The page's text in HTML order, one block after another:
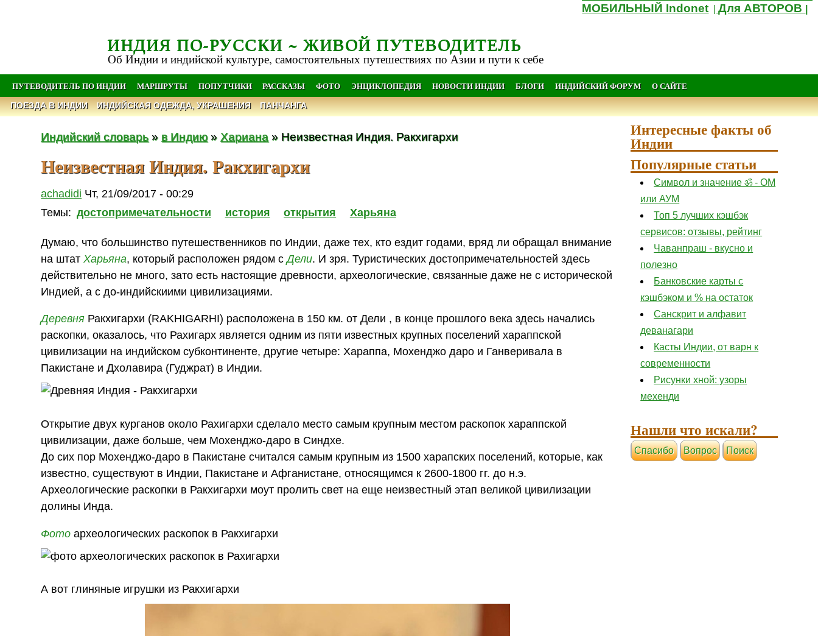
МОБИЛЬНЫЙ Indonet |Для АВТОРОВ
ИНДИЯ ПО-РУССКИ ~ ЖИВОЙ ПУТЕВОДИТЕЛЬ
Об Индии и индийской культуре, самостоятельных путешествиях по Азии и пути к себе
ПУТЕВОДИТЕЛЬ ПО ИНДИИ МАРШРУТЫ ПОПУТЧИКИ РАССКАЗЫ ФОТО ЭНЦИКЛОПЕДИЯ НОВОСТИ ИНДИИ БЛОГИ ИНДИЙСКИЙ ФОРУМ О САЙТЕ
ПОЕЗДА В ИНДИИ ИНДИЙСКАЯ ОДЕЖДА, УКРАШЕНИЯ ПАНЧАНГА
Индийский словарь» в Индию» Хариана » Неизвестная Индия. Ракхигархи
Неизвестная Индия. Ракхигархи
achadidi Чт, 21/09/2017 - 00:29
Темы: достопримечательности история открытия Харьяна
Думаю, что большинство путешественников по Индии, даже тех, кто ездит годами, вряд ли обращал внимание
на штатХарьяна, который расположен рядом сДели. И зря. Туристических достопримечательностей здесь
действительно не много, зато есть настоящие древности, археологические, связанные даже не с исторической
Индией, а с до-индийскиими цивилизациями.
Деревня Ракхигархи (RAKHIGARHI) расположена в 150 км. от Дели , в конце прошлого века здесь начались
раскопки, оказалось, что Рахигарх является одним из пяти известных крупных поселений хараппской
цивилизации на индийском субконтиненте, другие четыре: Хараппа, Мохенджо даро и Ганверивала в
Пакистане и Дхолавира (Гуджрат) в Индии.
Открытие двух курганов около Рахигархи сделало место самым крупным местом раскопок хараппской
цивилизации, даже больше, чем Мохенджо-даро в Синдхе.
До сих пор Мохенджо-даро в Пакистане считался самым крупным из 1500 харапских поселений, которые, как
известно, существуют в Индии, Пакистане и Афганистане, относящимся к 2600-1800 гг. до н.э.
Археологические раскопки в Ракхигархи моут пролить свет на еще неизвестный этап великой цивилизации
долины Инда.
Фото археологических раскопок в Ракхигархи
А вот глиняные игрушки из Ракхигархи
Интересные факты об
Индии
Популярные статьи
Символ и значение ॐ - ОМ
или АУМ
Топ 5 лучших кэшбэк
сервисов: отзывы, рейтинг
Чаванпраш - вкусно и
полезно
Банковские карты с
кэшбэком и % на остаток
Санскрит и алфавит
деванагари
Касты Индии, от варн к
современности
Рисунки хной: узоры
мехенди
Нашли что искали?
Cпасибо Вопрос Поиск